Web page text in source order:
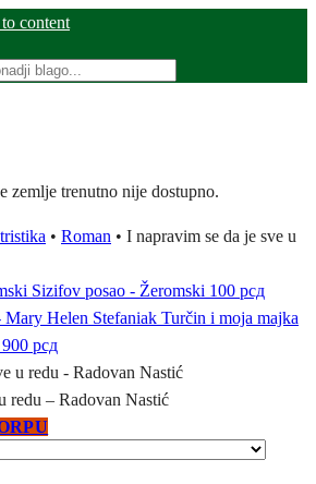
content
zemlje trenutno nije dostupno.
• Roman • I napravim se da je sve u
Sizifov posao - Žeromski 100 рсд
Turčin i moja majka
900 рсд
redu – Radovan Nastić